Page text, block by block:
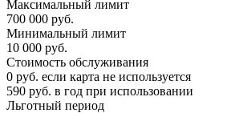
Максимальный лимит
700 000 руб.
Минимальный лимит
10 000 руб.
Стоимость обслуживания
0 руб. если карта не используется
590 руб. в год при использовании
Льготный период